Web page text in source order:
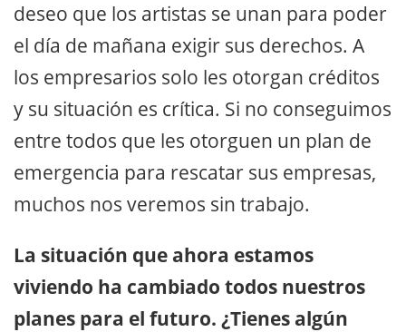
deseo que los artistas se unan para poder
el día de mañana exigir sus derechos. A
los empresarios solo les otorgan créditos
y su situación es crítica. Si no conseguimos
entre todos que les otorguen un plan de
emergencia para rescatar sus empresas,
muchos nos veremos sin trabajo.
La situación que ahora estamos
viviendo ha cambiado todos nuestros
planes para el futuro. ¿Tienes algún